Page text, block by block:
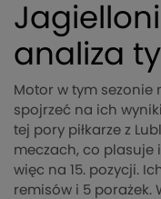
analiza
Motor w tym sezonie
spojrzeć na ich
tej pory piłkarze z
meczach, co plasuje
więc na 15. pozycji.
remisów i 5